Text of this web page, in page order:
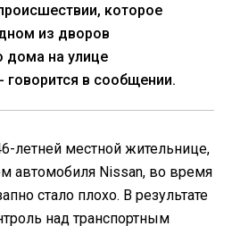
которое
из дворов
дома на улице
в сообщении.
летней местной жительнице,
автомобиля Nissan, во время
стало плохо. В результате
над транспортным